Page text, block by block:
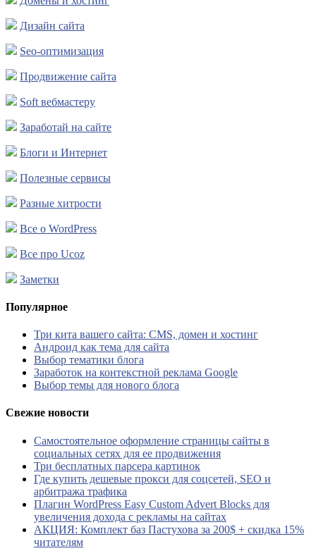
Дизайн сайта
Seo-оптимизация
Продвижение сайта
Soft вебмастеру
Заработай на сайте
Блоги и Интернет
Полезные сервисы
Разные хитрости
Все о WordPress
Все про Ucoz
Заметки
Популярное
Три кита вашего сайта: CMS, домен и хостинг
Андроид как тема для сайта
Выбор тематики блога
Заработок на контекстной реклама Google
Выбор темы для нового блога
Свежие новости
Самостоятельное оформление страницы сайты в
социальных сетях для ее продвижения
Три бесплатных парсера картинок
Где купить дешевые прокси для соцсетей, SEO и
арбитража трафика
Плагин WordPress Easy Custom Advert Blocks для
увеличения дохода с рекламы на сайтах
АКЦИЯ: Комплект баз Пастухова за 200$ + скидка 15%
читателям